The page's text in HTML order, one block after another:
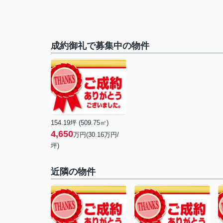
成約御礼で募集中の物件
154.19坪 (509.75㎡)
4,650万円(30.16万円/
坪)
近隣の物件